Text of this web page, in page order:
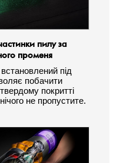
пилу за
променя
під
побачити
покритті
не пропустите.